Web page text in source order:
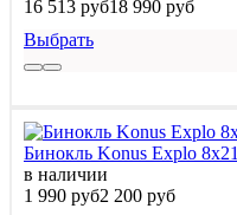
16 513 руб18 990 руб
Выбрать
Бинокль Konus Explo 8x21
в наличии
1 990 руб2 200 руб